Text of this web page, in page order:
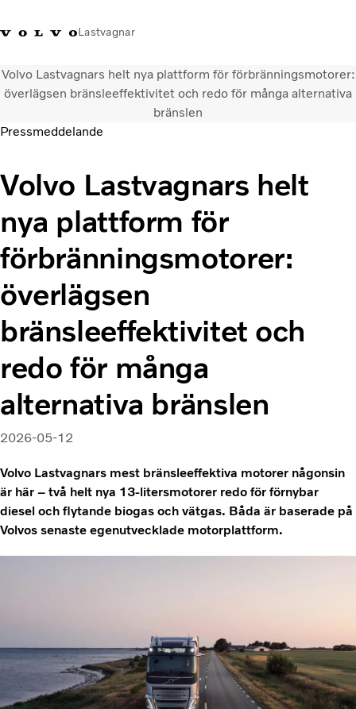
Lastvagnar
+46 31-666000FacebookVolvo Trucks Merchandise Logga inSverige
Lastbilar
Återförsäljare
Nyheter
Om oss
Kontakta oss
Volvo Lastvagnars helt nya plattform för förbränningsmotorer:
överlägsen bränsleeffektivitet och redo för många alternativa
bränslen
Pressmeddelande
Volvo Lastvagnars helt
nya plattform för
förbränningsmotorer:
överlägsen
bränsleeffektivitet och
redo för många
alternativa bränslen
2026-05-12
Volvo Lastvagnars mest bränsleeffektiva motorer någonsin
är här – två helt nya 13-litersmotorer redo för förnybar
diesel och flytande biogas och vätgas. Båda är baserade på
Volvos senaste egenutvecklade motorplattform.